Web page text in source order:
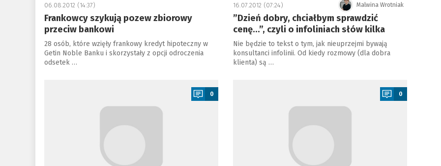
06.08.2012 (14:37)
Frankowcy szykują pozew zbiorowy
przeciw bankowi
28 osób, które wzięły frankowy kredyt hipoteczny w
Getin Noble Banku i skorzystały z opcji odroczenia
odsetek …
Malwina Wrotniak
16.07.2012 (07:24)
”Dzień dobry, chciałbym sprawdzić
cenę…”, czyli o infoliniach słów kilka
Nie będzie to tekst o tym, jak nieuprzejmi bywają
konsultanci infolinii. Od kiedy rozmowy (dla dobra
klienta) są …
0 0